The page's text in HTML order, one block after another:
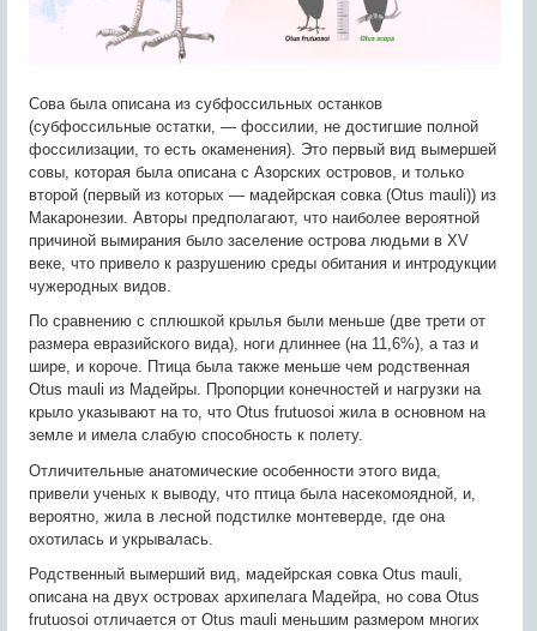
Сова была описана из субфоссильных останков
(субфоссильные остатки, — фоссилии, не достигшие полной
фоссилизации, то есть окаменения). Это первый вид вымершей
совы, которая была описана с Азорских островов, и только
второй (первый из которых — мадейрская совка (Otus mauli)) из
Макаронезии. Авторы предполагают, что наиболее вероятной
причиной вымирания было заселение острова людьми в XV
веке, что привело к разрушению среды обитания и интродукции
чужеродных видов.
По сравнению с сплюшкой крылья были меньше (две трети от
размера евразийского вида), ноги длиннее (на 11,6%), а таз и
шире, и короче. Птица была также меньше чем родственная
Otus mauli из Мадейры. Пропорции конечностей и нагрузки на
крыло указывают на то, что Otus frutuosoi жила в основном на
земле и имела слабую способность к полету.
Отличительные анатомические особенности этого вида,
привели ученых к выводу, что птица была насекомоядной, и,
вероятно, жила в лесной подстилке монтеверде, где она
охотилась и укрывалась.
Родственный вымерший вид, мадейрская совка Otus mauli,
описана на двух островах архипелага Мадейра, но сова Otus
frutuosoi отличается от Otus mauli меньшим размером многих